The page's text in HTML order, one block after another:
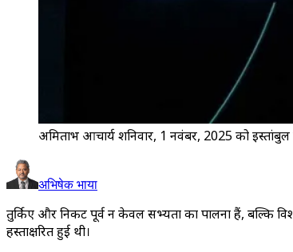
अमिताभ आचार्य शनिवार, 1 नवंबर, 2025 को
अभिषेक भाया
तुर्किए और निकट पूर्व न केवल सभ्यता का पालना हैं, बल्कि
हस्ताक्षरित हुई थी।